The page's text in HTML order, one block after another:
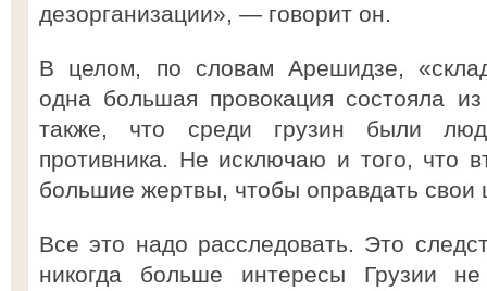
дезорганизации», — говорит он.
В целом, по словам Арешидзе,
одна большая провокация состояла
также, что среди грузин были
противника. Не исключаю и того, что
большие жертвы, чтобы оправдать свои
Все это надо расследовать. Это
никогда больше интересы Грузии